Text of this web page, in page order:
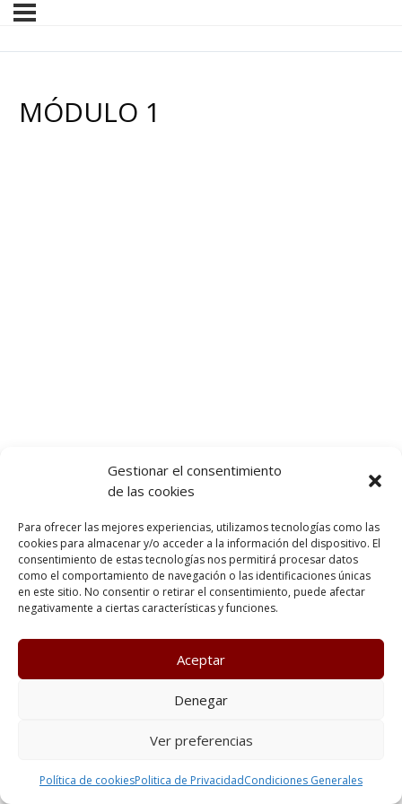
Gestionar el consentimiento
de las cookies
Para ofrecer las mejores experiencias, utilizamos tecnologías como las
cookies para almacenar y/o acceder a la información del dispositivo. El
consentimiento de estas tecnologías nos permitirá procesar datos
como el comportamiento de navegación o las identificaciones únicas
en este sitio. No consentir o retirar el consentimiento, puede afectar
negativamente a ciertas características y funciones.
Aceptar
Denegar
Ver preferencias
Política de cookiesPolitica de PrivacidadCondiciones Generales
MÓDULO 1